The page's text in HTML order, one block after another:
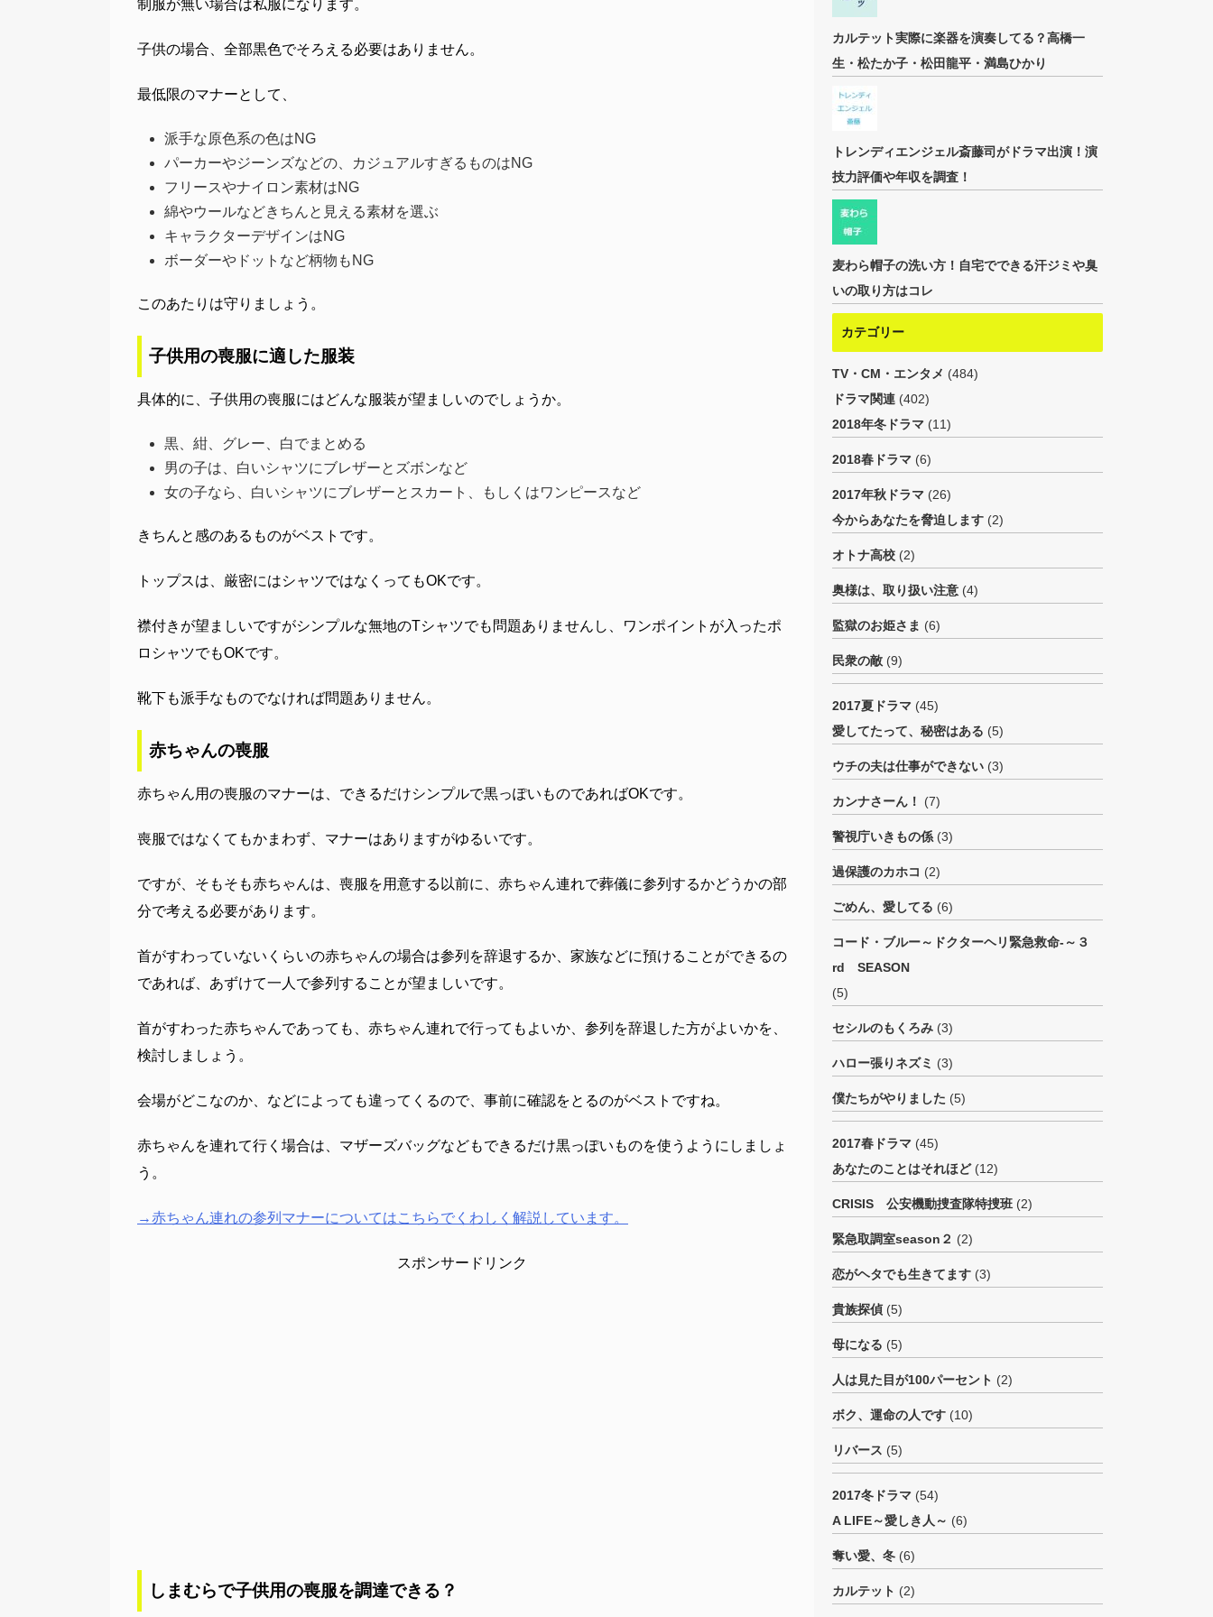
制服が無い場合は私服になります。
子供の場合、全部黒色でそろえる必要はありません。
最低限のマナーとして、
派手な原色系の色はNG
パーカーやジーンズなどの、カジュアルすぎるものはNG
フリースやナイロン素材はNG
綿やウールなどきちんと見える素材を選ぶ
キャラクターデザインはNG
ボーダーやドットなど柄物もNG
このあたりは守りましょう。
子供用の喪服に適した服装
具体的に、子供用の喪服にはどんな服装が望ましいのでしょうか。
黒、紺、グレー、白でまとめる
男の子は、白いシャツにブレザーとズボンなど
女の子なら、白いシャツにブレザーとスカート、もしくはワンピースなど
きちんと感のあるものがベストです。
トップスは、厳密にはシャツではなくってもOKです。
襟付きが望ましいですがシンプルな無地のTシャツでも問題ありませんし、ワンポイントが入ったポ
ロシャツでもOKです。
靴下も派手なものでなければ問題ありません。
赤ちゃんの喪服
赤ちゃん用の喪服のマナーは、できるだけシンプルで黒っぽいものであればOKです。
喪服ではなくてもかまわず、マナーはありますがゆるいです。
ですが、そもそも赤ちゃんは、喪服を用意する以前に、赤ちゃん連れで葬儀に参列するかどうかの部
分で考える必要があります。
首がすわっていないくらいの赤ちゃんの場合は参列を辞退するか、家族などに預けることができるの
であれば、あずけて一人で参列することが望ましいです。
首がすわった赤ちゃんであっても、赤ちゃん連れで行ってもよいか、参列を辞退した方がよいかを、
検討しましょう。
会場がどこなのか、などによっても違ってくるので、事前に確認をとるのがベストですね。
赤ちゃんを連れて行く場合は、マザーズバッグなどもできるだけ黒っぽいものを使うようにしましょ
う。
→赤ちゃん連れの参列マナーについてはこちらでくわしく解説しています。
スポンサードリンク
しまむらで子供用の喪服を調達できる？
カルテット実際に楽器を演奏してる？高橋一
生・松たか子・松田龍平・満島ひかり
トレンディエンジェル斎藤司がドラマ出演！演
技力評価や年収を調査！
麦わら帽子の洗い方！自宅でできる汗ジミや臭
いの取り方はコレ
カテゴリー
TV・CM・エンタメ (484)
ドラマ関連 (402)
2018年冬ドラマ (11)
2018春ドラマ (6)
2017年秋ドラマ (26)
今からあなたを脅迫します (2)
オトナ高校 (2)
奥様は、取り扱い注意 (4)
監獄のお姫さま (6)
民衆の敵 (9)
2017夏ドラマ (45)
愛してたって、秘密はある (5)
ウチの夫は仕事ができない (3)
カンナさーん！ (7)
警視庁いきもの係 (3)
過保護のカホコ (2)
ごめん、愛してる (6)
コード・ブルー～ドクターヘリ緊急救命-～３
rd SEASON
(5)
セシルのもくろみ (3)
ハロー張りネズミ (3)
僕たちがやりました (5)
2017春ドラマ (45)
あなたのことはそれほど(12)
CRISIS 公安機動捜査隊特捜班 (2)
緊急取調室season２ (2)
恋がヘタでも生きてます (3)
貴族探偵 (5)
母になる (5)
人は見た目が100パーセント (2)
ボク、運命の人です (10)
リバース (5)
2017冬ドラマ (54)
A LIFE～愛しき人～ (6)
奪い愛、冬 (6)
カルテット (2)